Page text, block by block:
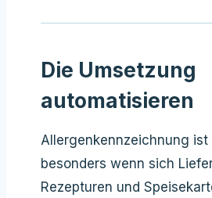
Die Umsetzung
automatisieren
Allergenkennzeichnung
besonders wenn sich
Rezepturen und